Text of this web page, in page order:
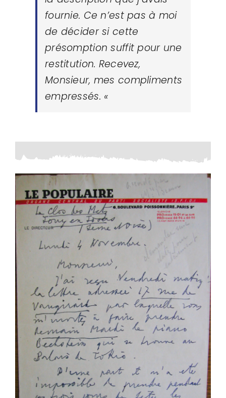
fournie. Ce n’est pas à moi
de décider si cette
présomption suffit pour une
restitution. Recevez,
Monsieur, mes compliments
empressés. «